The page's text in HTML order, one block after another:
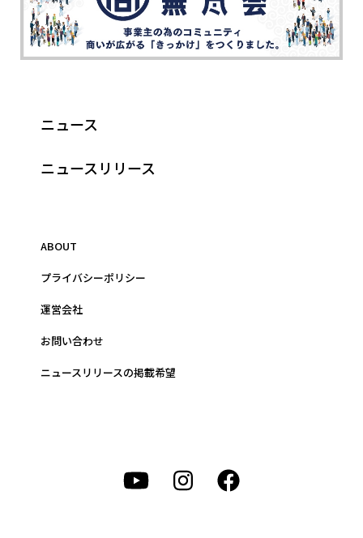
ニュース
ニュースリリース
ABOUT
プライバシーポリシー
運営会社
お問い合わせ
ニュースリリースの掲載希望